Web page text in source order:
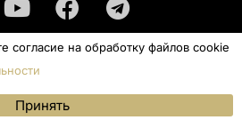
конфиденциальности
публичной офертой.
2025 - Все права защищены
согласие на обработку файлов cookie
Принять